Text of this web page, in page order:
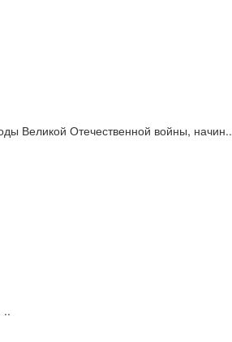
Великой Отечественной войны, начин..
..